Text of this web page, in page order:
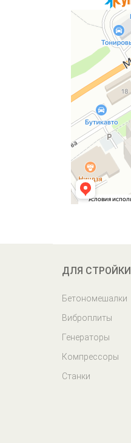
ДЛЯ СТРОЙКИ
Бетономешалки
Виброплиты
Генераторы
Компрессоры
Станки